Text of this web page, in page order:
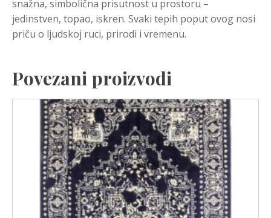
snažna, simbolična prisutnost u prostoru –
jedinstven, topao, iskren. Svaki tepih poput ovog nosi
priču o ljudskoj ruci, prirodi i vremenu.
Povezani proizvodi